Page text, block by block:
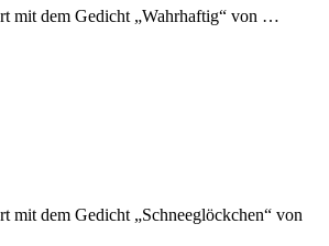
mit dem Gedicht „Wahrhaftig“ von …
mit dem Gedicht „Schneeglöckchen“ von